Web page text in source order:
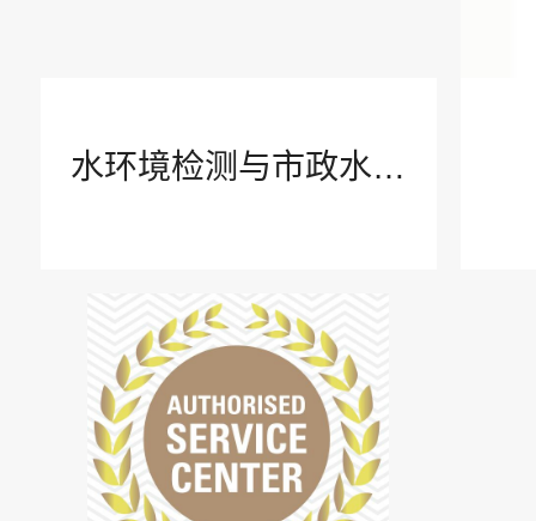
安全与保密
联系我们
水环境检测与市政水处